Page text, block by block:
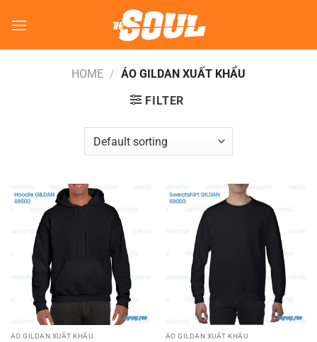
qua
HOME / ÁO GILDAN XUẤT KHẨU
FILTER
ÁO GILDAN XUẤT KHẨU ÁO GILDAN XUẤT KHẨU